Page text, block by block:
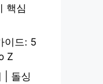
핵심
이드: 5
Z
| 돌싱